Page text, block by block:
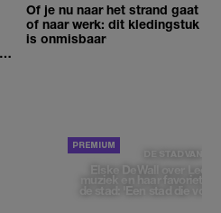
Of je nu naar het strand gaat
of naar werk: dit kledingstuk
is onmisbaar
DE STAD VAN
Elske DeWall over
muziek en haar favoriete
de stad: 'Een stad die